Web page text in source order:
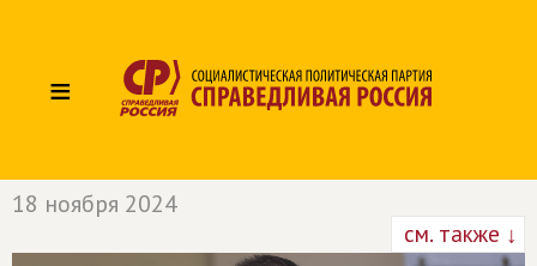
≡
18 ноября 2024
см. также ↓